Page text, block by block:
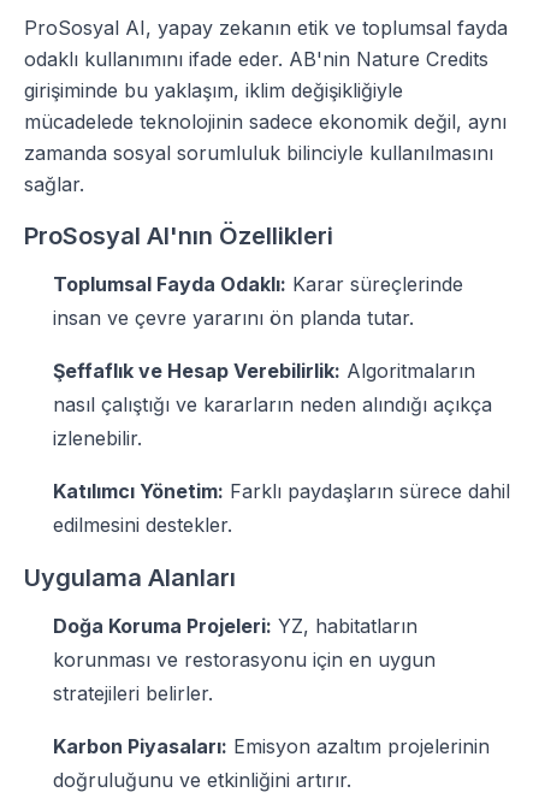
ProSosyal AI, yapay zekanın etik ve toplumsal fayda
odaklı kullanımını ifade eder. AB'nin Nature Credits
girişiminde bu yaklaşım, iklim değişikliğiyle
mücadelede teknolojinin sadece ekonomik değil, aynı
zamanda sosyal sorumluluk bilinciyle kullanılmasını
sağlar.
ProSosyal AI'nın Özellikleri
Toplumsal Fayda Odaklı: Karar süreçlerinde
insan ve çevre yararını ön planda tutar.
Şeffaflık ve Hesap Verebilirlik: Algoritmaların
nasıl çalıştığı ve kararların neden alındığı açıkça
izlenebilir.
Katılımcı Yönetim: Farklı paydaşların sürece dahil
edilmesini destekler.
Uygulama Alanları
Doğa Koruma Projeleri: YZ, habitatların
korunması ve restorasyonu için en uygun
stratejileri belirler.
Karbon Piyasaları: Emisyon azaltım projelerinin
doğruluğunu ve etkinliğini artırır.